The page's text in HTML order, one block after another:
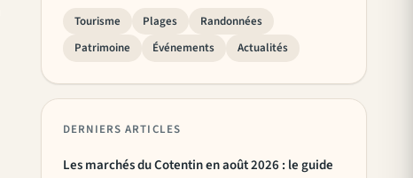
Tourisme Plages
Randonnées
Patrimoine
Événements Actualités
DERNIERS ARTICLES
Les marchés du Cotentin en août 2026 : le guide